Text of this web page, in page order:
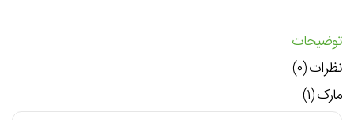
توضیحات
نظرات (۰)
مارک (۱)